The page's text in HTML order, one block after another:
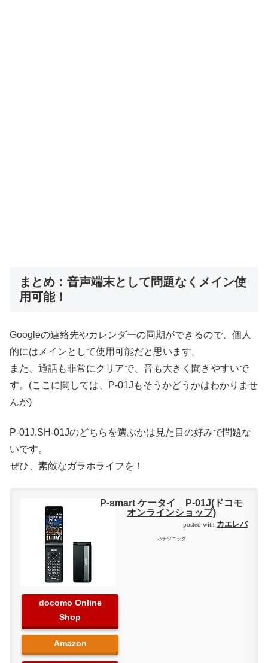
まとめ：音声端末として問題なくメイン使
用可能！
Googleの連絡先やカレンダーの同期ができるので、個人
的にはメインとして使用可能だと思います。
また、通話も非常にクリアで、音も大きく聞きやすいで
す。(ここに関しては、P-01Jもそうかどうかはわかりませ
んが)
P-01J,SH-01Jのどちらを選ぶかは見た目の好みで問題な
いです。
ぜひ、素敵なガラホライフを！
P-smart ケータイ P-01J(ドコモ
オンラインショップ)
posted with カエレバ
パナソニック
docomo Online
Shop
Amazon